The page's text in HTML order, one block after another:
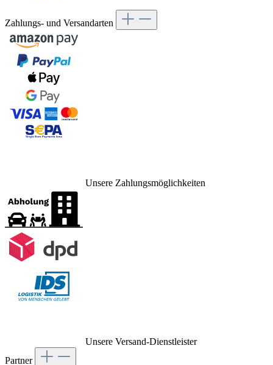
Zahlungs- und Versandarten
Unsere Zahlungsmöglichkeiten
Unsere Versand-Dienstleister
Partner